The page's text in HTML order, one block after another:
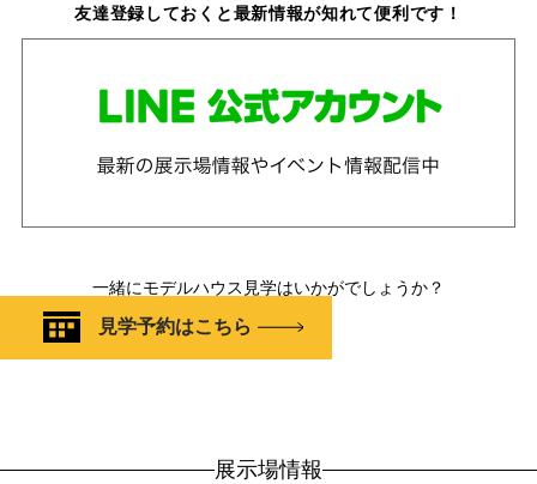
友達登録しておくと最新情報が知れて便利です！
一緒にモデルハウス見学はいかがでしょうか？
見学予約はこちら
展示場情報